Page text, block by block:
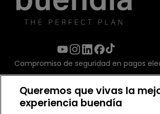
Compromiso de seguridad en pagos
Queremos que vivas la
experiencia buendía